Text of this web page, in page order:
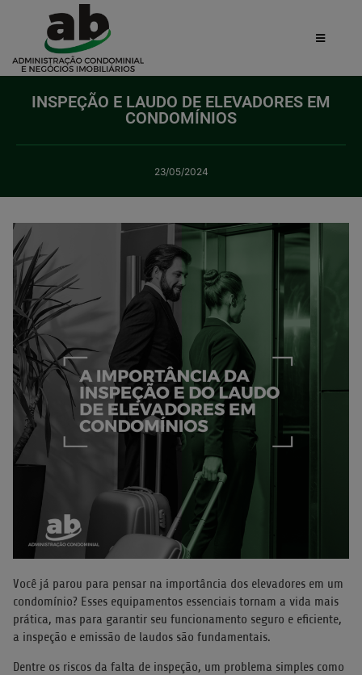
INSPEÇÃO E LAUDO DE ELEVADORES EM
CONDOMÍNIOS
23/05/2024
Você já parou para pensar na importância dos elevadores em um
condomínio? Esses equipamentos essenciais tornam a vida mais
prática, mas para garantir seu funcionamento seguro e eficiente,
a inspeção e emissão de laudos são fundamentais.
Dentre os riscos da falta de inspeção, um problema simples como